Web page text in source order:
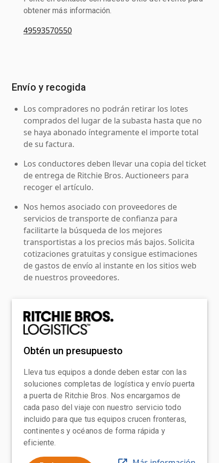
obtener más información.
49593570550
Envío y recogida
Los compradores no podrán retirar los lotes
comprados del lugar de la subasta hasta que no
se haya abonado íntegramente el importe total
de su factura.
Los conductores deben llevar una copia del ticket
de entrega de Ritchie Bros. Auctioneers para
recoger el artículo.
Nos hemos asociado con proveedores de
servicios de transporte de confianza para
facilitarte la búsqueda de los mejores
transportistas a los precios más bajos. Solicita
cotizaciones gratuitas y consigue estimaciones
de gastos de envío al instante en los sitios web
de nuestros proveedores.
Obtén un presupuesto
Lleva tus equipos a donde deben estar con las
soluciones completas de logística y envío puerta
a puerta de Ritchie Bros. Nos encargamos de
cada paso del viaje con nuestro servicio todo
incluido para que tus equipos crucen fronteras,
continentes y océanos de forma rápida y
eficiente.